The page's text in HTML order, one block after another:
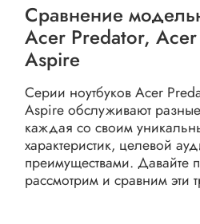
Сравнение
Acer Predator,
Aspire
Серии ноутбуков Acer
Aspire обслуживают
каждая со своим
характеристик, целевой
преимуществами. Давайте
рассмотрим и сравним эти